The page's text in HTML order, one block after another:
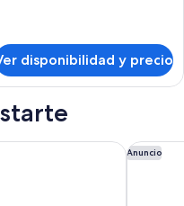
disponibilidad y precio
Anuncio